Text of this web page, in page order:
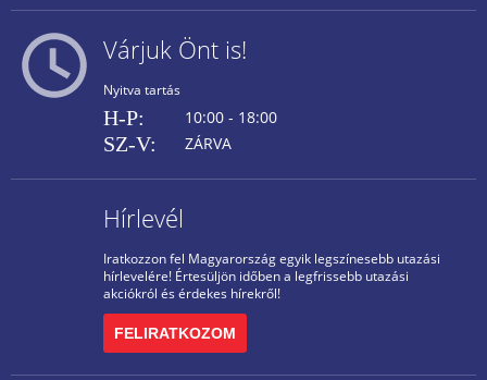
Várjuk Önt is!
Nyitva tartás
H-P: 10:00 - 18:00
SZ-V: ZÁRVA
Hírlevél
Iratkozzon fel Magyarország egyik legszínesebb utazási
hírlevelére! Értesüljön időben a legfrissebb utazási
akciókról és érdekes hírekről!
FELIRATKOZOM